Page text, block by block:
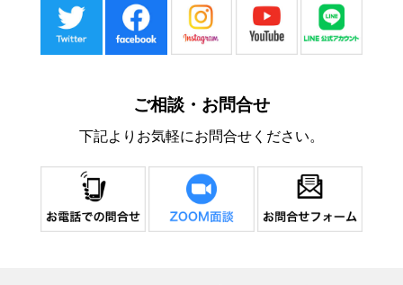
ご相談・お問合せ
下記よりお気軽にお問合せください。